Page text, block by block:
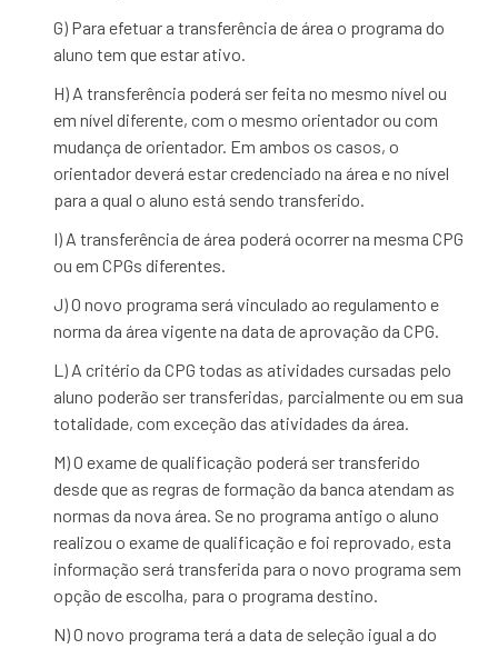
G) Para efetuar a transferência de área o programa do
aluno tem que estar ativo.
H) A transferência poderá ser feita no mesmo nível ou
em nível diferente, com o mesmo orientador ou com
mudança de orientador. Em ambos os casos, o
orientador deverá estar credenciado na área e no nível
para a qual o aluno está sendo transferido.
I) A transferência de área poderá ocorrer na mesma CPG
ou em CPGs diferentes.
J) O novo programa será vinculado ao regulamento e
norma da área vigente na data de aprovação da CPG.
L) A critério da CPG todas as atividades cursadas pelo
aluno poderão ser transferidas, parcialmente ou em sua
totalidade, com exceção das atividades da área.
M) O exame de qualificação poderá ser transferido
desde que as regras de formação da banca atendam as
normas da nova área. Se no programa antigo o aluno
realizou o exame de qualificação e foi reprovado, esta
informação será transferida para o novo programa sem
opção de escolha, para o programa destino.
N) O novo programa terá a data de seleção igual a do